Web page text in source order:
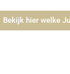
Bekijk hier welke